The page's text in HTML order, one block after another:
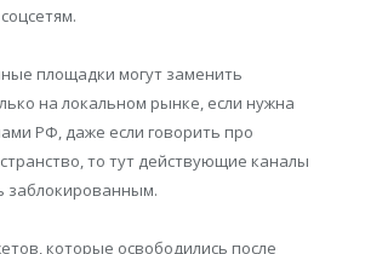
площадки могут заменить
на локальном рынке, если нужна
РФ, даже если говорить про
то тут действующие каналы
заблокированным.
которые освободились после